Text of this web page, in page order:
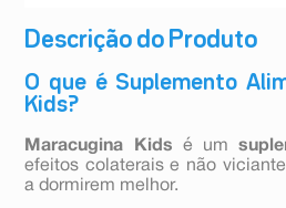
Descrição do Produto
O que é Suplemento
Kids?
Maracugina Kids é um
efeitos colaterais e não
a dormirem melhor.